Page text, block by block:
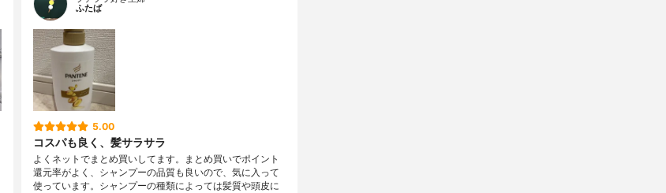
ふたば
5.00
コスパも良く、髪サラサラ
よくネットでまとめ買いしてます。まとめ買いでポイント
還元率がよく、シャンプーの品質も良いので、気に入って
使っています。シャンプーの種類によっては髪質や頭皮に